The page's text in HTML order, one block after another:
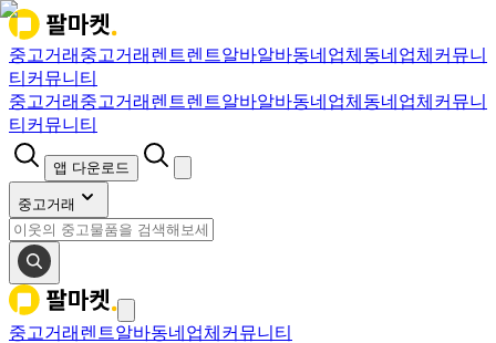
중고거래 중고거래 렌트렌트알바알바동네업체 동네업체 커뮤니
티 커뮤니티
중고거래 중고거래 렌트렌트알바알바동네업체 동네업체 커뮤니
티 커뮤니티
앱 다운로드
중고거래
중고거래 렌트알바동네업체 커뮤니티